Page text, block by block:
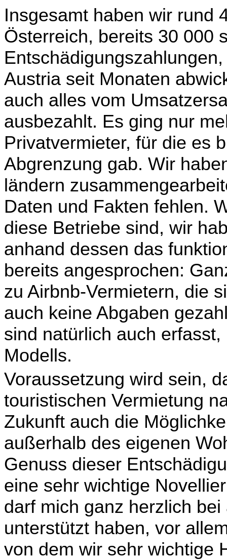
Insgesamt haben wir rund
Österreich, bereits 30 000
Austria seit Monaten
auch alles vom
ausbezahlt. Es ging nur
Privatvermieter, für die es
Abgrenzung gab. Wir
ländern
Daten und Fakten fehlen.
diese Betriebe sind, wir
anhand dessen das
bereits angesprochen:
zu Airbnb-Vermietern, die
auch keine Abgaben
sind natürlich auch
Modells.
Voraussetzung wird sein,
touristischen Vermietung
Zukunft auch die
außerhalb des eigenen
Genuss dieser
eine sehr wichtige
darf mich ganz herzlich
unterstützt haben, vor
von dem wir sehr wichtige